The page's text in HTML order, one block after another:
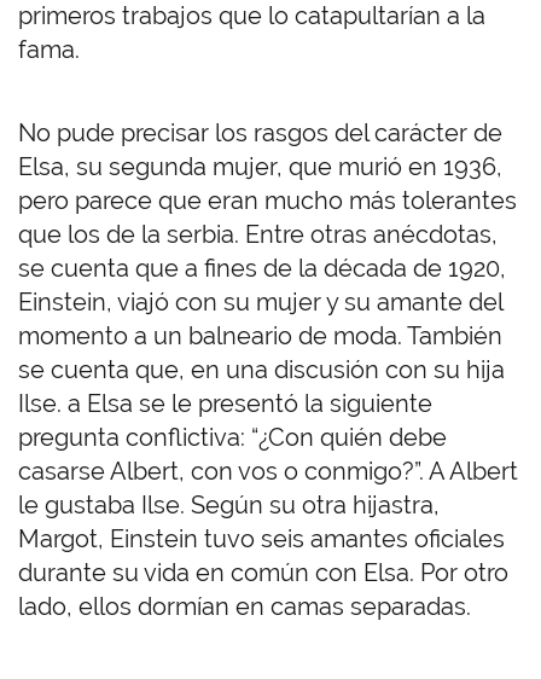
primeros trabajos que lo catapultarían a la
fama.
No pude precisar los rasgos del carácter de
Elsa, su segunda mujer, que murió en 1936,
pero parece que eran mucho más tolerantes
que los de la serbia. Entre otras anécdotas,
se cuenta que a fines de la década de 1920,
Einstein, viajó con su mujer y su amante del
momento a un balneario de moda. También
se cuenta que, en una discusión con su hija
Ilse. a Elsa se le presentó la siguiente
pregunta conflictiva: “¿Con quién debe
casarse Albert, con vos o conmigo?”. A Albert
le gustaba Ilse. Según su otra hijastra,
Margot, Einstein tuvo seis amantes oficiales
durante su vida en común con Elsa. Por otro
lado, ellos dormían en camas separadas.